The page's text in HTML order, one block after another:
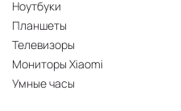
Ноутбуки
Планшеты
Телевизоры
Мониторы Xiaomi
Умные часы